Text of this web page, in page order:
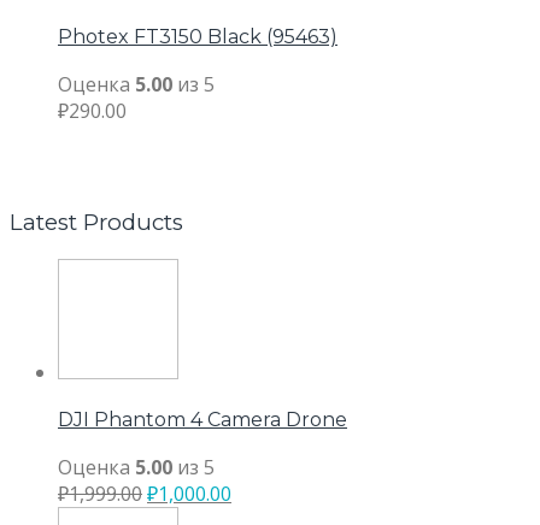
Photex FT3150 Black (95463)
Оценка 5.00 из 5
₽290.00
Latest Products
DJI Phantom 4 Camera Drone
Оценка 5.00 из 5
₽1,999.00₽1,000.00